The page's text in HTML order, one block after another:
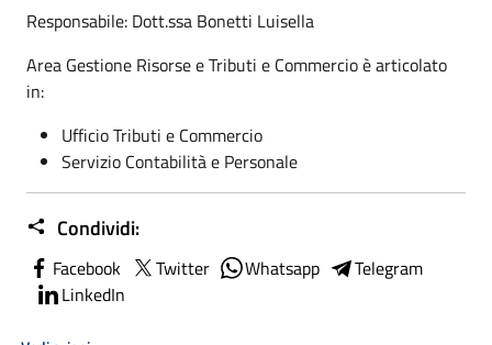
Responsabile: Dott.ssa Bonetti Luisella
Area Gestione Risorse e Tributi e Commercio è articolato
in:
Ufficio Tributi e Commercio
Servizio Contabilità e Personale
Condividi:
Facebook Twitter Whatsapp
Telegram
LinkedIn